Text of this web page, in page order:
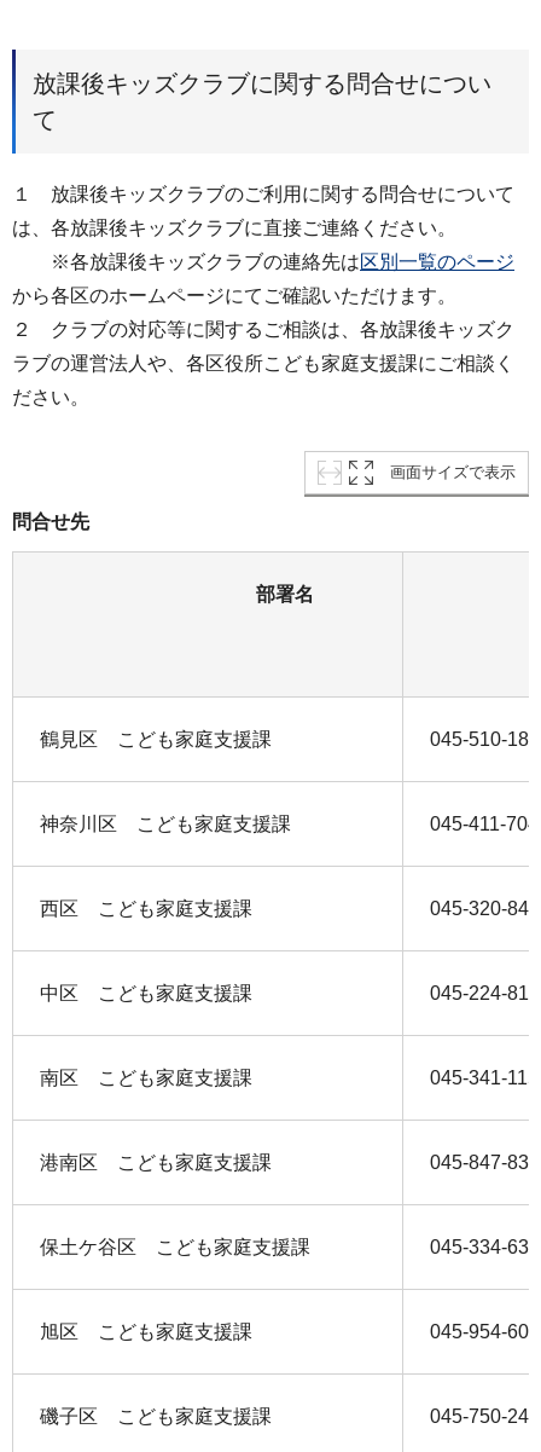
放課後キッズクラブに関する問合せについ
て
１ 放課後キッズクラブのご利用に関する問合せについて
は、各放課後キッズクラブに直接ご連絡ください。
※各放課後キッズクラブの連絡先は 区別一覧のページ
から各区のホームページにてご確認いただけます。
２ クラブの対応等に関するご相談は、各放課後キッズク
ラブの運営法人や、各区役所こども家庭支援課にご相談く
ださい。
画面サイズで表示
問合せ先
部署名
鶴見区 こども家庭支援課 045-510-
神奈川区 こども家庭支援課 045-411-
西区 こども家庭支援課 045-320-
中区 こども家庭支援課 045-224-
南区 こども家庭支援課 045-341-
港南区 こども家庭支援課 045-847-
保土ケ谷区 こども家庭支援課 045-334-
旭区 こども家庭支援課 045-954-
磯子区 こども家庭支援課 045-750-